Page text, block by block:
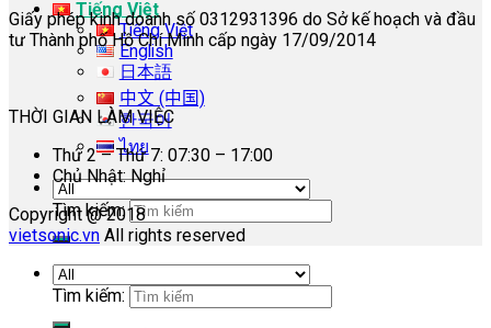
Tiếng Việt
Tiếng Việt
English
日本語
中文 (中国)
한국어
ไทย
Tìm kiếm:
Giấy phép kinh doanh số 0312931396 do Sở kế hoạch và đầu
tư Thành phố Hồ Chí Minh cấp ngày 17/09/2014
THỜI GIAN LÀM VIỆC
Thứ 2 – Thứ 7: 07:30 – 17:00
Chủ Nhật: Nghỉ
Copyright @ 2018
vietsonic.vn All rights reserved
Tìm kiếm: